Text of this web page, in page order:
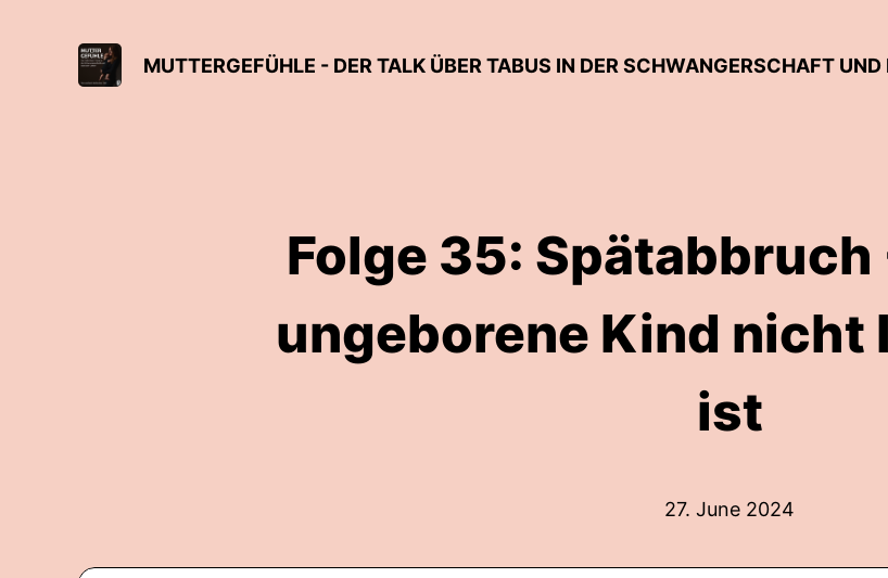
Folge 35: Spätabbruch
ungeborene Kind nicht
ist
27. June 2024